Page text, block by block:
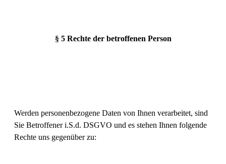
§ 5 Rechte der betroffenen Person
Werden personenbezogene Daten von Ihnen verarbeitet, sind
Sie Betroffener i.S.d. DSGVO und es stehen Ihnen folgende
Rechte uns gegenüber zu: